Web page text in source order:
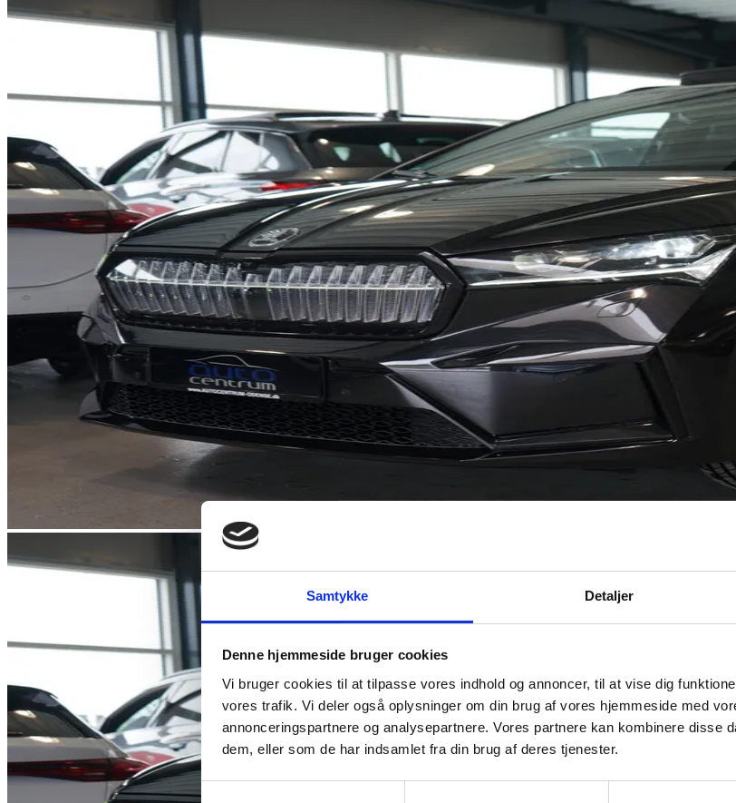
Samtykke Detaljer
Denne hjemmeside bruger cookies
Vi bruger cookies til at tilpasse vores indhold og annoncer, til at vise dig
vores trafik. Vi deler også oplysninger om din brug af vores hjemmeside med
annonceringspartnere og analysepartnere. Vores partnere kan kombinere disse
dem, eller som de har indsamlet fra din brug af deres tjenester.